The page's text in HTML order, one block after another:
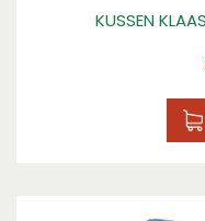
KUSSEN